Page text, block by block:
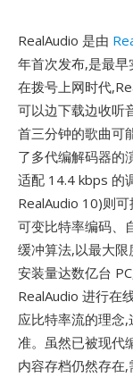
RealAudio 是由
年首次发布,是最早
在拨号上网时代
可以边下载边收听
首三分钟的歌曲可
了多代编解码器的
适配 14.4 kbps 的
RealAudio 10)则
可变比特率编码、
缓冲算法,以最大
安装量达数亿台
RealAudio 进行在
应比特率流的理念
准。虽然已被现代
内容存档仍然存在,